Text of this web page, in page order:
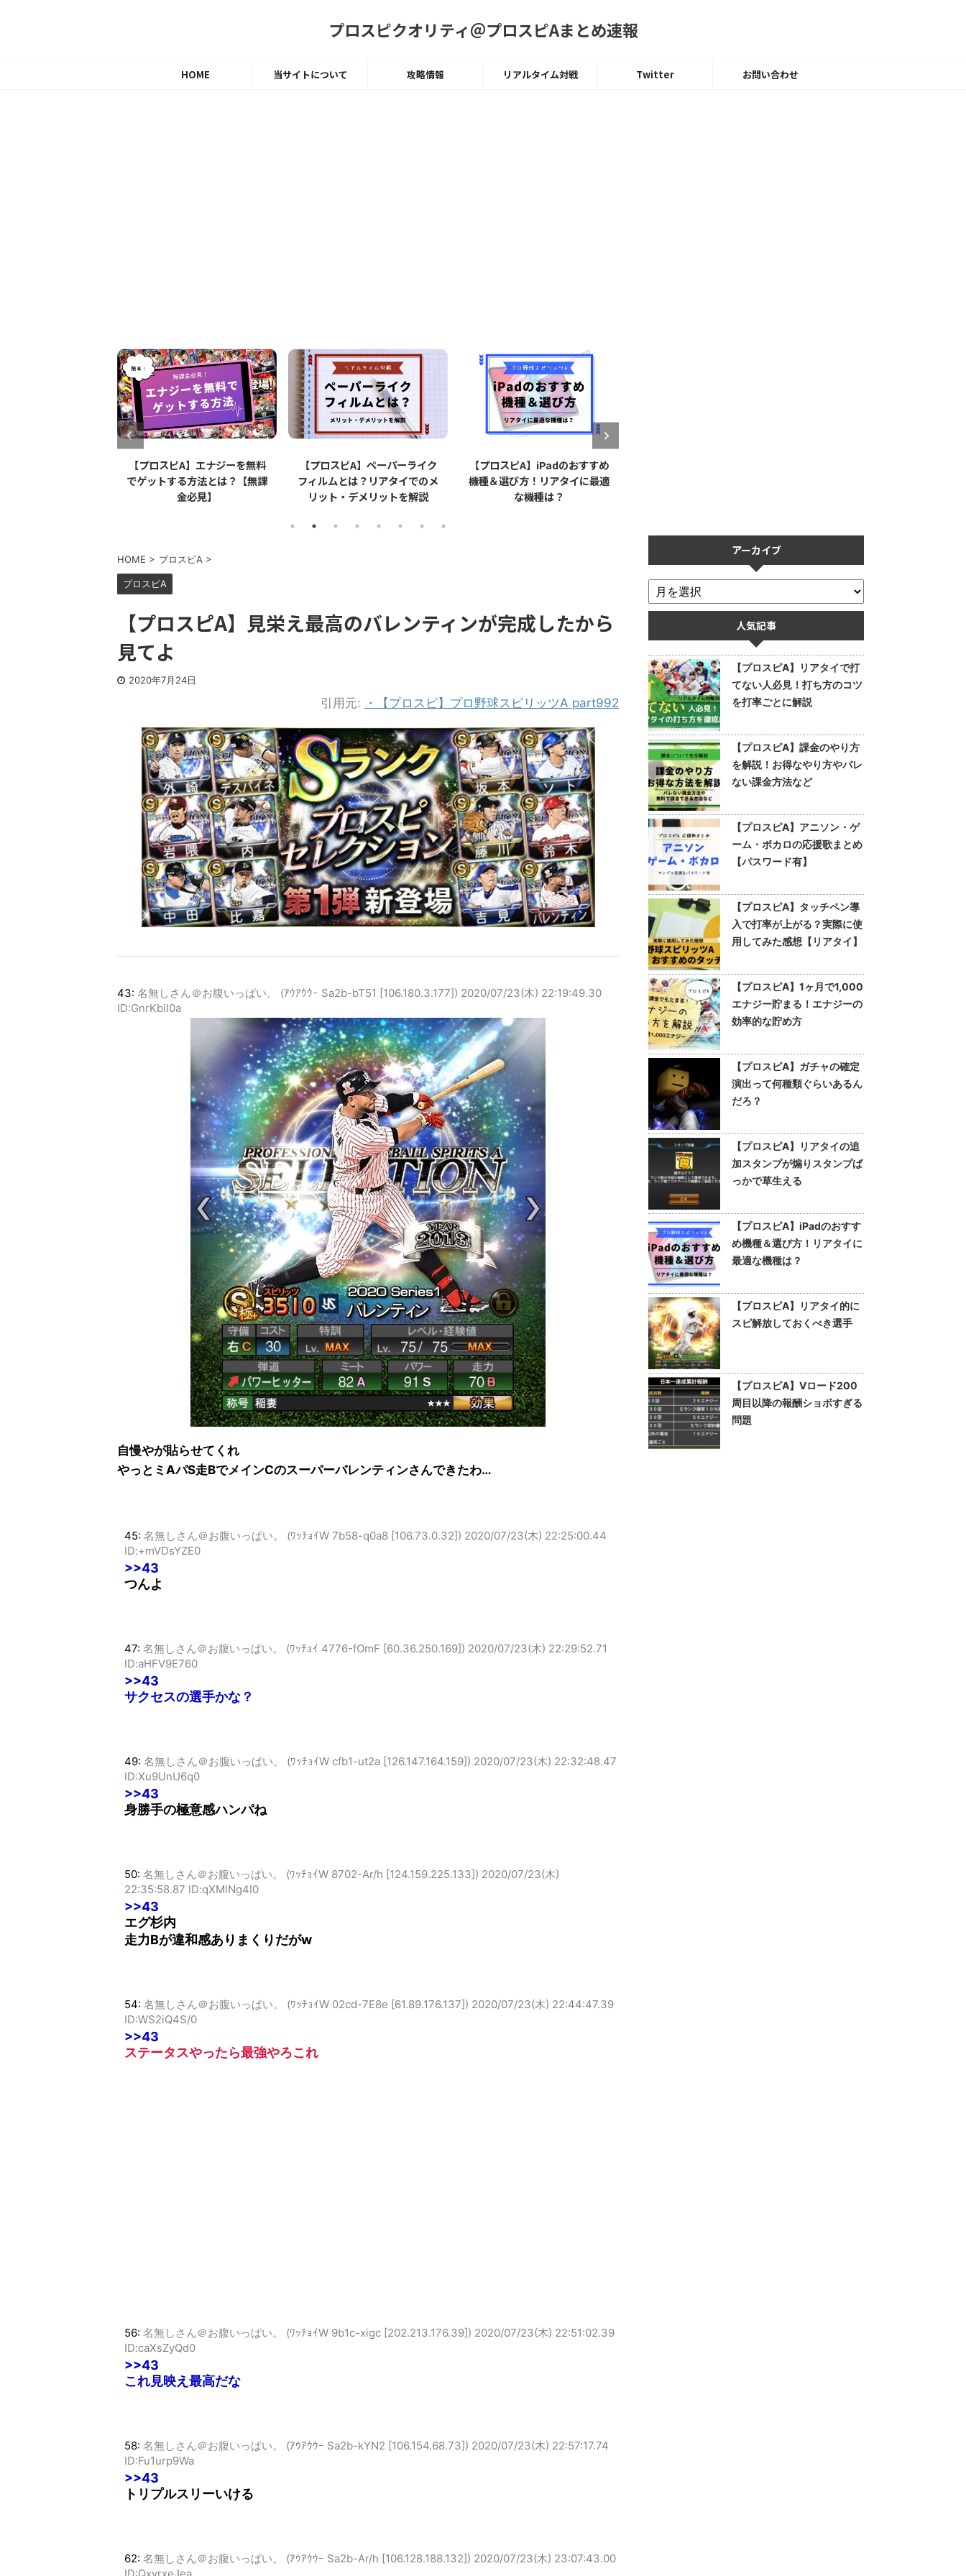
プロスピクオリティ＠プロスピAまとめ速報
HOME 当サイトについて 攻略情報 リアルタイム対戦 Twitter お問い合わせ
【プロスピA】エナジーを無料
でゲットする方法とは？【無課
【プロスピA】ペーパーライク
フィルムとは？リアタイでのメ
リット・デメリットを解説
【プロスピA】iPadのおすすめ
機種＆選び方！リアタイに最適
【プロスピA】タッチペン導入
で打率が上がる？実際に使用し
HOME > プロスピA >
プロスピA
【プロスピA】見栄え最高のバレンティンが完成したから
見てよ
2020年7月24日
引用元: ・【プロスピ】プロ野球スピリッツA part992
43: 名無しさん＠お腹いっぱい。 (ｱｳｱｳｳｰ Sa2b-bT51 [106.180.3.177]) 2020/07/23(木) 22:19:49.30
ID:GnrKbiI0a
自慢やが貼らせてくれ
やっとミAパS走BでメインCのスーパーバレンティンさんできたわ…
45: 名無しさん＠お腹いっぱい。 (ﾜｯﾁｮｲW 7b58-q0a8 [106.73.0.32]) 2020/07/23(木) 22:25:00.44
ID:+mVDsYZE0
>>43
つんよ
47: 名無しさん＠お腹いっぱい。 (ﾜｯﾁｮｲ 4776-fOmF [60.36.250.169]) 2020/07/23(木) 22:29:52.71
ID:aHFV9E760
>>43
サクセスの選手かな？
49: 名無しさん＠お腹いっぱい。 (ﾜｯﾁｮｲW cfb1-ut2a [126.147.164.159]) 2020/07/23(木) 22:32:48.47
ID:Xu9UnU6q0
>>43
身勝手の極意感ハンパね
50: 名無しさん＠お腹いっぱい。 (ﾜｯﾁｮｲW 8702-Ar/h [124.159.225.133]) 2020/07/23(木)
22:35:58.87 ID:qXMlNg4I0
>>43
エグ杉内
走力Bが違和感ありまくりだがw
54: 名無しさん＠お腹いっぱい。 (ﾜｯﾁｮｲW 02cd-7E8e [61.89.176.137]) 2020/07/23(木) 22:44:47.39
ID:WS2iQ4S/0
>>43
ステータスやったら最強やろこれ
56: 名無しさん＠お腹いっぱい。 (ﾜｯﾁｮｲW 9b1c-xigc [202.213.176.39]) 2020/07/23(木) 22:51:02.39
ID:caXsZyQd0
>>43
これ見映え最高だな
58: 名無しさん＠お腹いっぱい。 (ｱｳｱｳｳｰ Sa2b-kYN2 [106.154.68.73]) 2020/07/23(木) 22:57:17.74
ID:Fu1urp9Wa
>>43
トリプルスリーいける
62: 名無しさん＠お腹いっぱい。 (ｱｳｱｳｳｰ Sa2b-Ar/h [106.128.188.132]) 2020/07/23(木) 23:07:43.00
アーカイブ
人気記事
【プロスピA】リアタイで打
てない人必見！打ち方のコツ
を打率ごとに解説
【プロスピA】課金のやり方
を解説！お得なやり方やバレ
ない課金方法など
【プロスピA】アニソン・ゲ
ーム・ボカロの応援歌まとめ
【パスワード有】
【プロスピA】タッチペン導
入で打率が上がる？実際に使
用してみた感想【リアタイ】
【プロスピA】1ヶ月で1,000
エナジー貯まる！エナジーの
効率的な貯め方
【プロスピA】ガチャの確定
演出って何種類ぐらいあるん
だろ？
【プロスピA】リアタイの追
加スタンプが煽りスタンプば
っかで草生える
【プロスピA】iPadのおすす
め機種＆選び方！リアタイに
最適な機種は？
【プロスピA】リアタイ的に
スピ解放しておくべき選手
【プロスピA】Vロード200
周目以降の報酬ショボすぎる
問題